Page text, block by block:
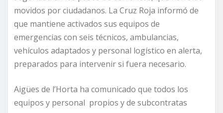
movidos por ciudadanos. La Cruz Roja informó de
que mantiene activados sus equipos de
emergencias con seis técnicos, ambulancias,
vehículos adaptados y personal logístico en alerta,
preparados para intervenir si fuera necesario.
Aigües de l’Horta ha comunicado que todos los
equipos y personal propios y de subcontratas